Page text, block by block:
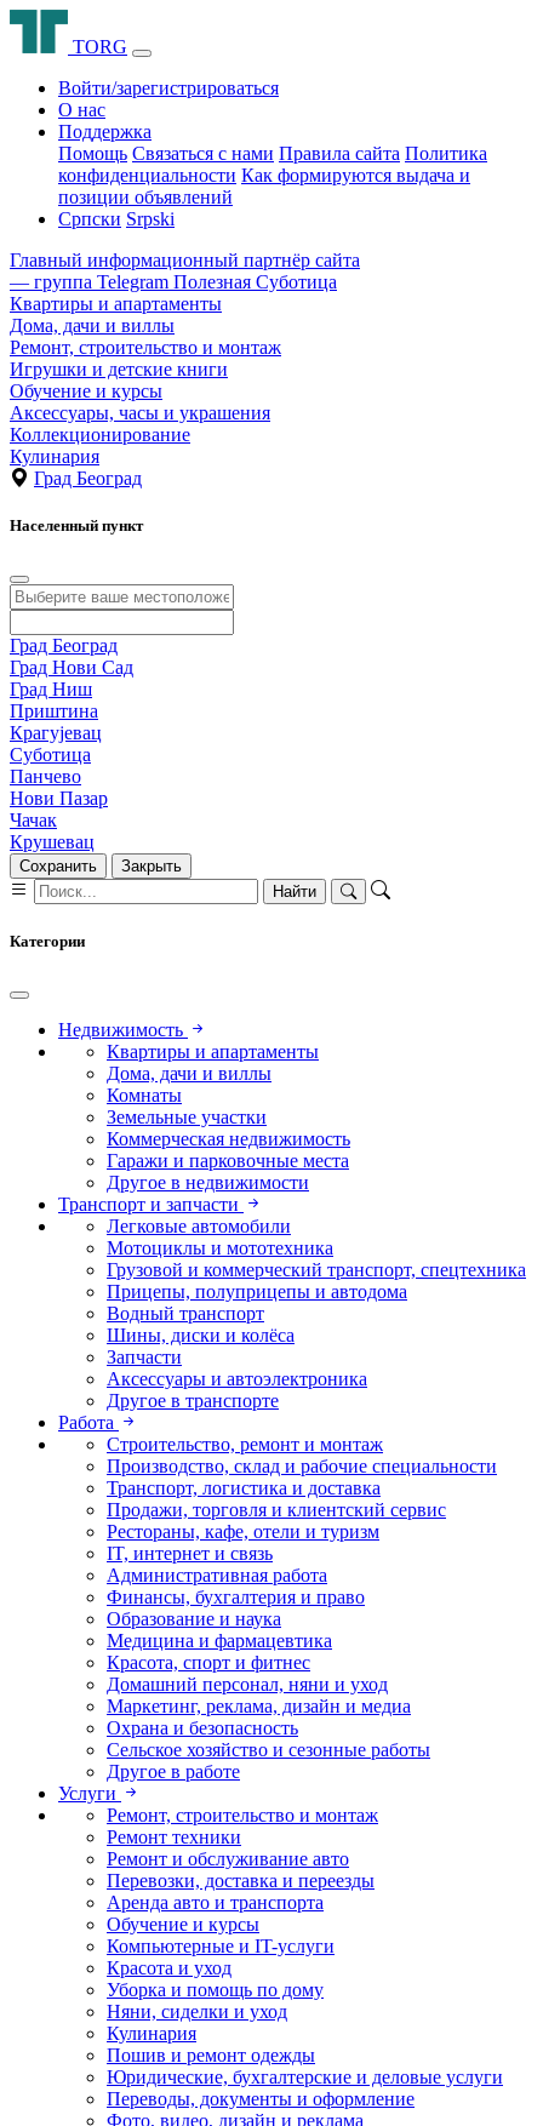
TORG
Войти/зарегистрироваться
О нас
Поддержка
Помощь Связаться с нами Правила сайта Политика
конфиденциальности Как формируются выдача и
позиции объявлений
Српски Srpski
Главный информационный партнёр сайта
— группа Telegram Полезная Суботица
Квартиры и апартаменты
Дома, дачи и виллы
Ремонт, строительство и монтаж
Игрушки и детские книги
Обучение и курсы
Аксессуары, часы и украшения
Коллекционирование
Кулинария
Град Београд
Населенный пункт
Град Београд
Град Нови Сад
Град Ниш
Приштина
Крагујевац
Суботица
Панчево
Нови Пазар
Чачак
Крушевац
Сохранить
Закрыть
Найти
Категории
Недвижимость
Квартиры и апартаменты
Дома, дачи и виллы
Комнаты
Земельные участки
Коммерческая недвижимость
Гаражи и парковочные места
Другое в недвижимости
Транспорт и запчасти
Легковые автомобили
Мотоциклы и мототехника
Грузовой и коммерческий транспорт, спецтехника
Прицепы, полуприцепы и автодома
Водный транспорт
Шины, диски и колёса
Запчасти
Аксессуары и автоэлектроника
Другое в транспорте
Работа
Строительство, ремонт и монтаж
Производство, склад и рабочие специальности
Транспорт, логистика и доставка
Продажи, торговля и клиентский сервис
Рестораны, кафе, отели и туризм
IT, интернет и связь
Административная работа
Финансы, бухгалтерия и право
Образование и наука
Медицина и фармацевтика
Красота, спорт и фитнес
Домашний персонал, няни и уход
Маркетинг, реклама, дизайн и медиа
Охрана и безопасность
Сельское хозяйство и сезонные работы
Другое в работе
Услуги
Ремонт, строительство и монтаж
Ремонт техники
Ремонт и обслуживание авто
Перевозки, доставка и переезды
Аренда авто и транспорта
Обучение и курсы
Компьютерные и IT-услуги
Красота и уход
Уборка и помощь по дому
Няни, сиделки и уход
Кулинария
Пошив и ремонт одежды
Юридические, бухгалтерские и деловые услуги
Переводы, документы и оформление
Фото, видео, дизайн и реклама